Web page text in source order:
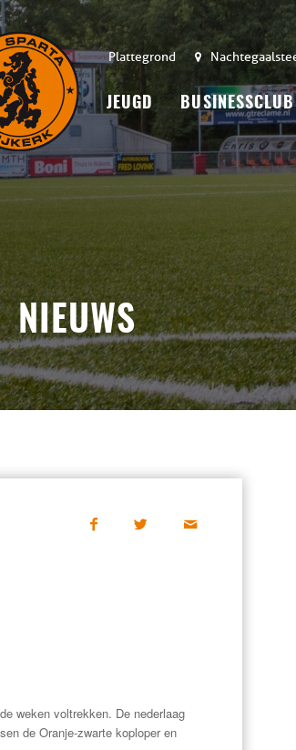
Plattegrond
JEUGD BUSINESSCLUB
NIEUWS
weken voltrekken. De nederlaag
de Oranje-zwarte koploper en